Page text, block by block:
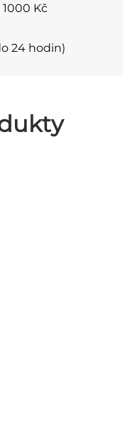
Kč
24 hodin)